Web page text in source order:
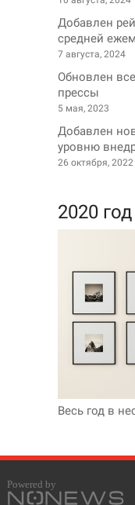
Добавлен
средней
7 августа, 2024
Обновлен
прессы
5 мая, 2023
Добавлен
уровню
26 октября, 2022
2020
Весь год в